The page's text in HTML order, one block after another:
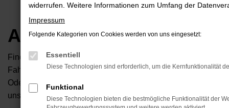
Autobörse
Finden Sie Ihren neuen Traumwagen bei uns. Dafür haben
Fahrzeuge an, die bei uns auf dem Hof stehen. Dann
Oder Sie klicken auf den Button Autobörse und Sie haben
unserem Händlernetzwerk. Diese Fahrzeuge können wir
widerrufen. Weitere Informationen zum Umfang der
Impressum
Folgende Kategorien von Cookies werden von uns eingesetzt:
Essentiell
Diese Technologien sind erforderlich, um die Kernfunktionalität
Funktional
Diese Technologien bieten die bestmögliche Funktionalität der